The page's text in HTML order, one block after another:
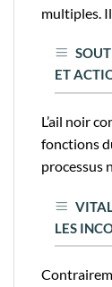
multiples.
ET
L’ail noir
fonctions
processus
LES